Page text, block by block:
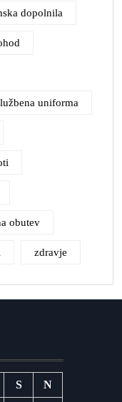
dopolnila
uniforma
obutev
zdravje
S N